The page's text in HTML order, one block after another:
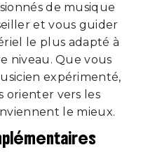
de musique
et vous guider
le plus adapté à
niveau. Que vous
expérimenté,
orienter vers les
le mieux.